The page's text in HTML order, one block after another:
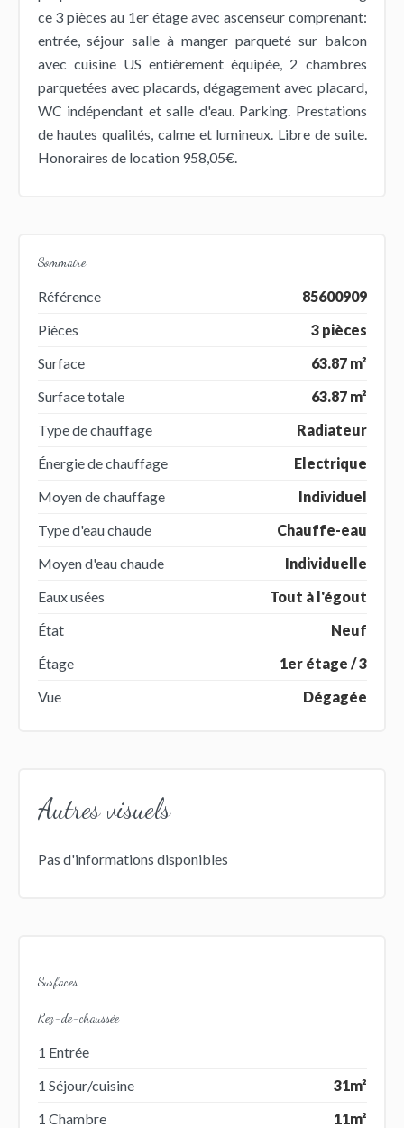
ce 3 pièces au 1er étage avec ascenseur comprenant:
entrée, séjour salle à manger parqueté sur balcon
avec cuisine US entièrement équipée, 2 chambres
parquetées avec placards, dégagement avec placard,
WC indépendant et salle d'eau. Parking. Prestations
de hautes qualités, calme et lumineux. Libre de suite.
Honoraires de location 958,05€.
Sommaire
Référence
85600909
Pièces
3 pièces
Surface
63.87 m²
Surface totale
63.87 m²
Type de chauffage
Radiateur
Énergie de chauffage
Electrique
Moyen de chauffage
Individuel
Type d'eau chaude
Chauffe-eau
Moyen d'eau chaude
Individuelle
Eaux usées
Tout à l'égout
État
Neuf
Étage
1er étage / 3
Vue
Dégagée
Autres visuels
Pas d'informations disponibles
Surfaces
Rez-de-chaussée
1 Entrée
1 Séjour/cuisine
31m²
1 Chambre
11m²